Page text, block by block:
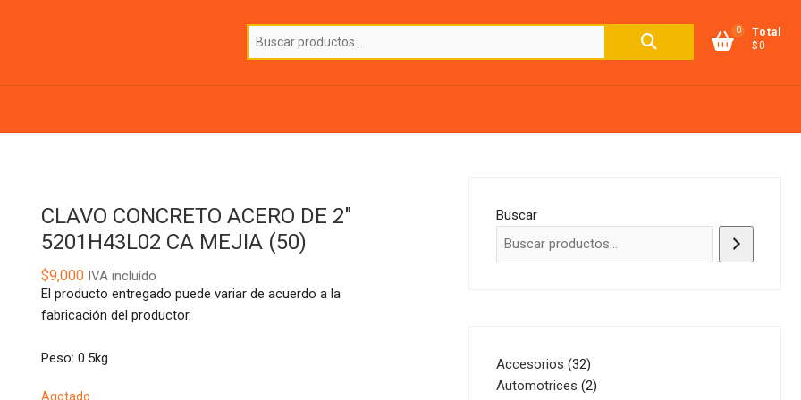
Buscar
0
Total
$0
CLAVO CONCRETO ACERO DE 2″
5201H43L02 CA MEJIA (50)
$9,000 IVA incluído
El producto entregado puede variar de acuerdo a la
fabricación del productor.
Peso: 0.5kg
Agotado
Buscar
Accesorios 3232
productos
Automotrices 22